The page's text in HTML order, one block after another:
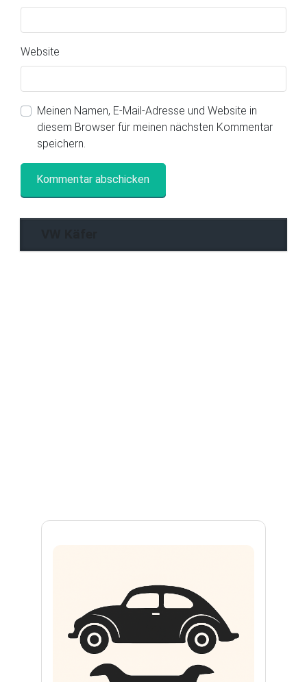
Website
Meinen Namen, E-Mail-Adresse und Website in
diesem Browser für meinen nächsten Kommentar
speichern.